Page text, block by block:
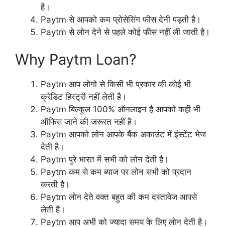
है।
Paytm से आपको कम प्रोसेसिंग फीस देनी पड़ती है।
Paytm से लोन देने से पहले कोई फीस नहीं ली जाती है।
Why Paytm Loan?
Paytm आप लोगो से किसी भी प्रकार की कोई भी
क्रेडिट हिस्ट्री नहीं लेती है।
Paytm बिल्कुल 100% ऑनलाइन है आपको कही भी
ऑफिस जाने की जरूरत नहीं है।
Paytm आपको लोन आपके बैंक अकाउंट में इंस्टेंट भेज
देती है।
Paytm पुरे भारत में सभी को लोन देती है।
Paytm कम से कम ब्याज पर लोन सभी को प्रदान
करती है।
Paytm लोन देते वक्त बहुत की कम दस्तावेज आपसे
लेती है।
Paytm आप अभी को ज्यादा समय के लिए लोन देती है।